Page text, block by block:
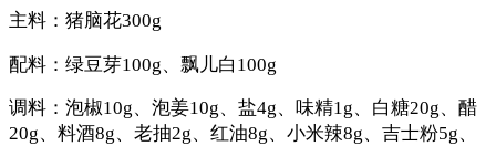
主料：猪脑花300g
配料：绿豆芽100g、飘儿白100g
调料：泡椒10g、泡姜10g、盐4g、味精1g、白糖20g、醋
20g、料酒8g、老抽2g、红油8g、小米辣8g、吉士粉5g、